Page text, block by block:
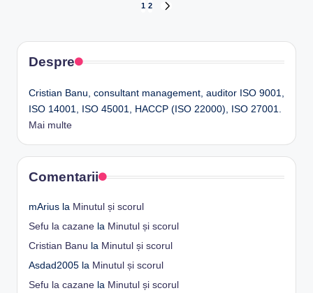
articole
1 2
Despre
Cristian Banu, consultant management, auditor ISO 9001,
ISO 14001, ISO 45001, HACCP (ISO 22000), ISO 27001.
Mai multe
Comentarii
mArius la Minutul și scorul
Sefu la cazane la Minutul și scorul
Cristian Banu la Minutul și scorul
Asdad2005 la Minutul și scorul
Sefu la cazane la Minutul și scorul